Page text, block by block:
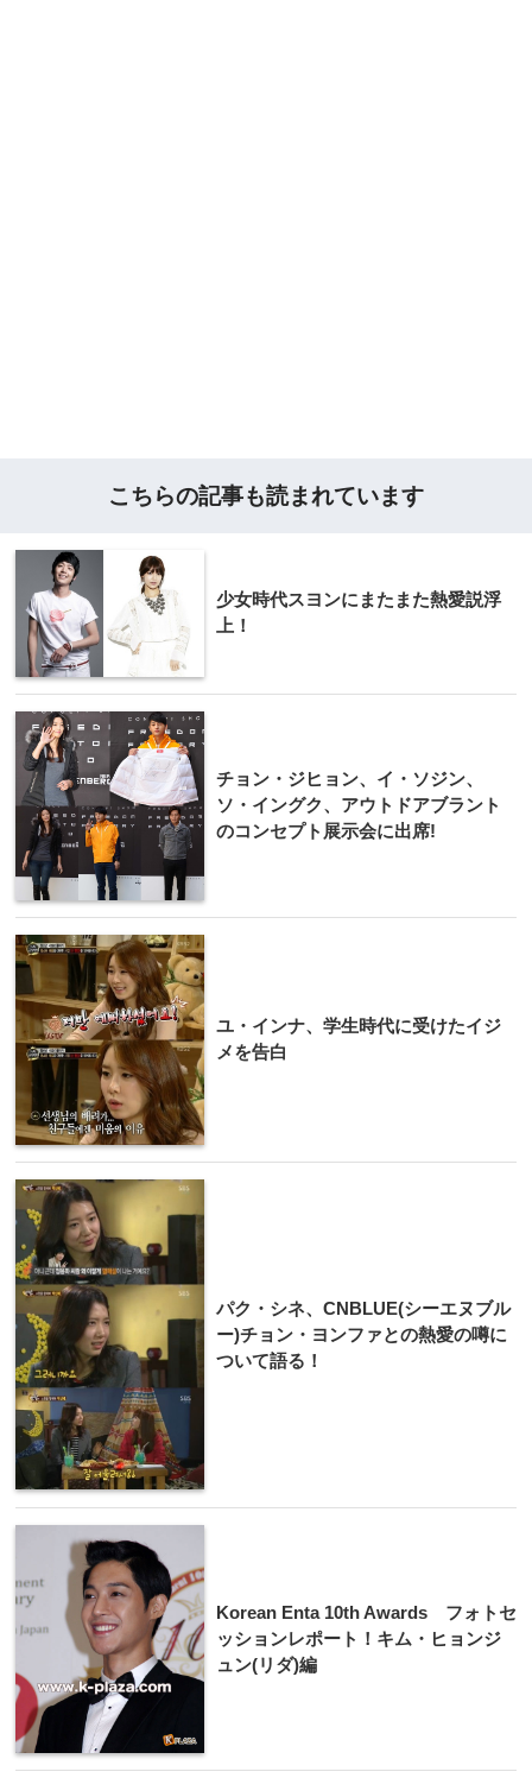
こちらの記事も読まれています
少女時代スヨンにまたまた熱愛説浮
上！
チョン・ジヒョン、イ・ソジン、
ソ・イングク、アウトドアブラント
のコンセプト展示会に出席!
ユ・インナ、学生時代に受けたイジ
メを告白
パク・シネ、CNBLUE(シーエヌブル
ー)チョン・ヨンファとの熱愛の噂に
ついて語る！
Korean Enta 10th Awards フォトセ
ッションレポート！キム・ヒョンジ
ュン(リダ)編